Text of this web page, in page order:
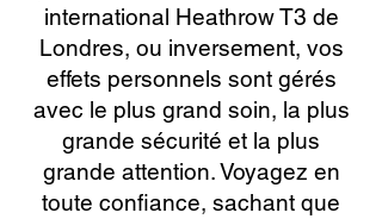
international Heathrow T3 de
Londres, ou inversement, vos
effets personnels sont gérés
avec le plus grand soin, la plus
grande sécurité et la plus
grande attention. Voyagez en
toute confiance, sachant que